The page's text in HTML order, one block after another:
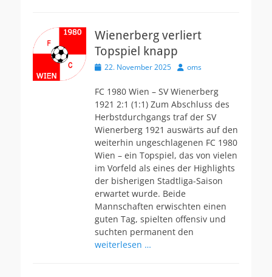
Wienerberg verliert
Topspiel knapp
Veröffentlicht
22. November 2025 Autoroms
FC 1980 Wien – SV Wienerberg
1921 2:1 (1:1) Zum Abschluss des
Herbstdurchgangs traf der SV
Wienerberg 1921 auswärts auf den
weiterhin ungeschlagenen FC 1980
Wien – ein Topspiel, das von vielen
im Vorfeld als eines der Highlights
der bisherigen Stadtliga-Saison
erwartet wurde. Beide
Mannschaften erwischten einen
guten Tag, spielten offensiv und
suchten permanent den
weiterlesen …